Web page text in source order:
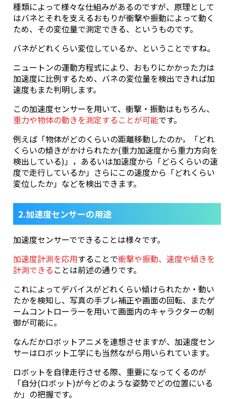
種類によって様々な仕組みがあるのですが、原理として
はバネとそれを支えるおもりが衝撃や振動によって動く
ため、その変位量で測定できる、というものです。
バネがどれくらい変位しているか、ということですね。
ニュートンの運動方程式により、おもりにかかった力は
加速度に比例するため、バネの変位量を検出できれば加
速度もまた判明します。
この加速度センサーを用いて、衝撃・振動はもちろん、
重力や物体の動きを測定することが可能です。
例えば「物体がどのくらいの距離移動したのか，「どれ
くらいの傾きがかけられたか(重力加速度から重力方向を
検出している)」，あるいは加速度から「どらくらいの速
度で走行しているか」さらにこの速度から「どれくらい
変位したか」などを検出できます。
2.加速度センサーの用途
加速度センサーでできることは様々です。
加速度計測を応用することで衝撃や振動、速度や傾きを
計測できることは前述の通りです。
これによってデバイスがどれくらい傾けられたか・動い
たかを検知し、写真の手ブレ補正や画面の回転、またゲ
ームコントローラーを用いて画面内のキャラクターの制
御が可能に。
なんだかロボットアニメを連想させますが、加速度セン
サーはロボット工学にも当然ながら用いられています。
ロボットを自律走行させる際、重要になってくるのが
「自分(ロボット)が今どのような姿勢でどの位置にいる
か」の把握です。